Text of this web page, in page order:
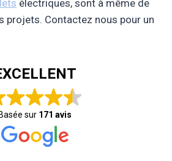
électriques, sont à même de
projets. Contactez nous pour un
Basée sur 171 avis